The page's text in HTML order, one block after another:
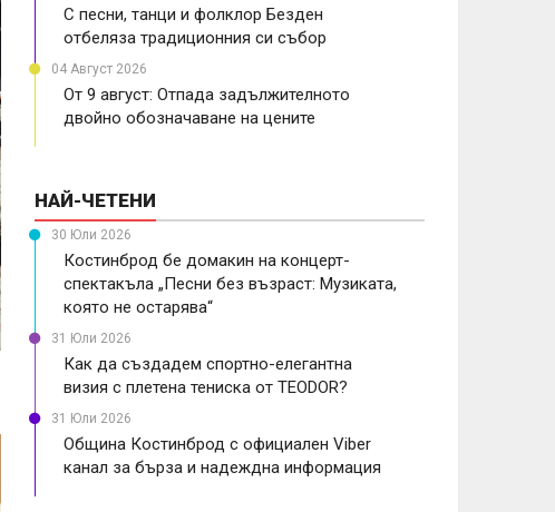
С песни, танци и фолклор Безден
отбеляза традиционния си събор
04 Август 2026
От 9 август: Отпада задължителното
двойно обозначаване на цените
НАЙ-ЧЕТЕНИ
30 Юли 2026
Костинброд бе домакин на концерт-
спектакъла „Песни без възраст: Музиката,
която не остарява“
31 Юли 2026
Как да създадем спортно-елегантна
визия с плетена тениска от TEODOR?
31 Юли 2026
Община Костинброд с официален Viber
канал за бърза и надеждна информация